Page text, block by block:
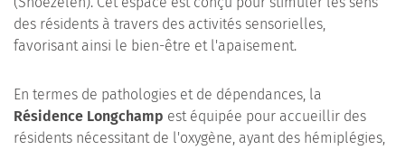
des résidents à travers des activités sensorielles,
favorisant ainsi le bien-être et l'apaisement.
En termes de pathologies et de dépendances, la
Résidence Longchamp est équipée pour accueillir des
résidents nécessitant de l'oxygène, ayant des hémiplégies,